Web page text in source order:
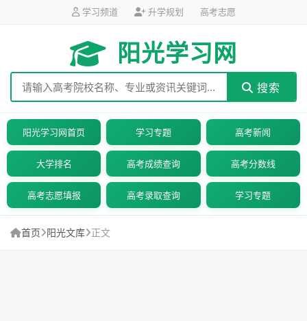
学习频道 升学规划 高考志愿
阳光学习网
搜索
阳光学习网首页 学习专题 高考新闻
大学排名 高考成绩查询 高考分数线
高考志愿填报 高考录取查询 学习专题
首页 阳光文库 正文